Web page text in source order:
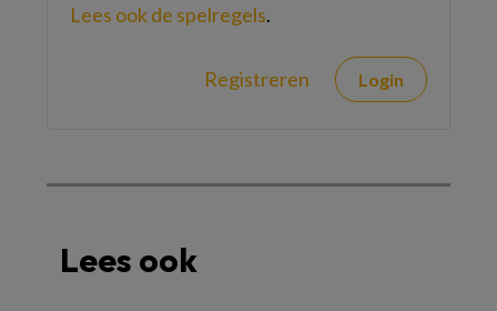
Lees ook de spelregels.
Registreren Login
Lees ook